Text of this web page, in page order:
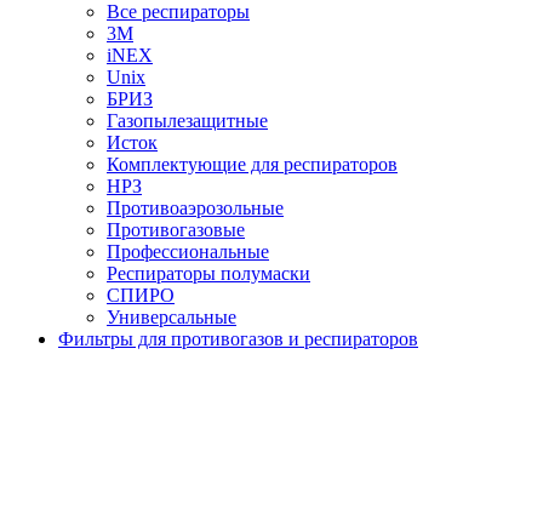
Все респираторы
3М
iNEX
Unix
БРИЗ
Газопылезащитные
Исток
Комплектующие для респираторов
НРЗ
Противоаэрозольные
Противогазовые
Профессиональные
Респираторы полумаски
СПИРО
Универсальные
Фильтры для противогазов и респираторов